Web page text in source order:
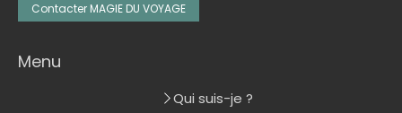
Contacter MAGIE DU VOYAGE
Menu
Qui suis-je ?